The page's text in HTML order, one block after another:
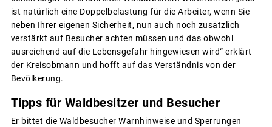
ist natürlich eine Doppelbelastung für die Arbeiter, wenn Sie
neben Ihrer eigenen Sicherheit, nun auch noch zusätzlich
verstärkt auf Besucher achten müssen und das obwohl
ausreichend auf die Lebensgefahr hingewiesen wird“ erklärt
der Kreisobmann und hofft auf das Verständnis von der
Bevölkerung.
Tipps für Waldbesitzer und Besucher
Er bittet die Waldbesucher Warnhinweise und Sperrungen